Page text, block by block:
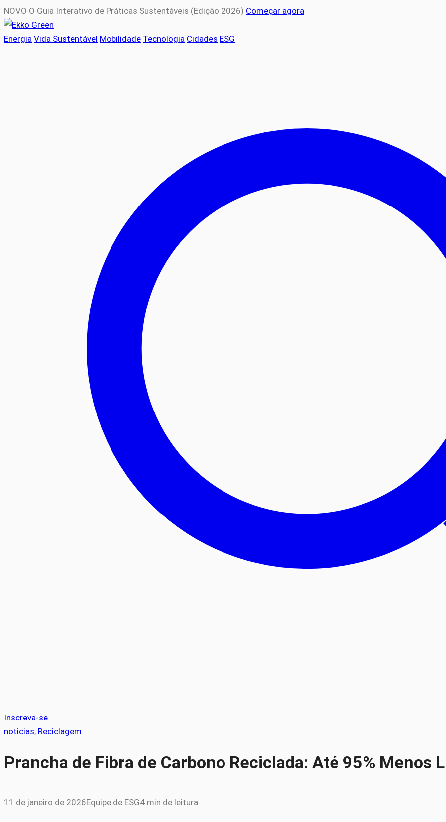
NOVO O Guia Interativo de Práticas Sustentáveis (Edição 2026) Começar agora
Energia Vida Sustentável Mobilidade Tecnologia Cidades ESG
Inscreva-se
noticias, Reciclagem
Prancha de Fibra de Carbono Reciclada: Até 95% Menos
11 de janeiro de 2026Equipe de ESG4 min de leitura